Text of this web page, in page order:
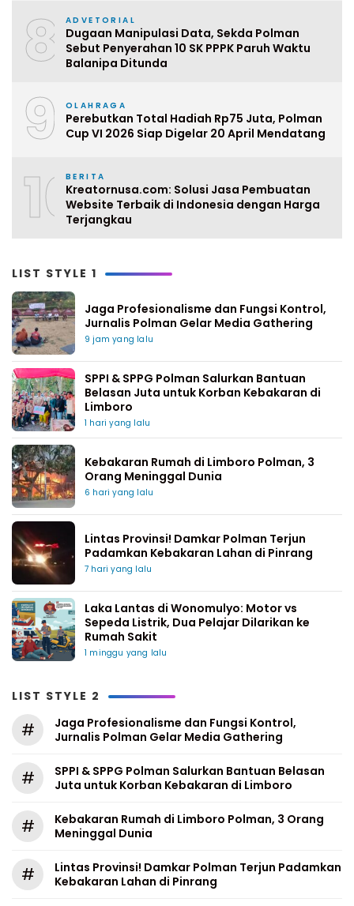
8 ADVETORIAL
Dugaan Manipulasi Data, Sekda Polman
Sebut Penyerahan 10 SK PPPK Paruh Waktu
Balanipa Ditunda
9 OLAHRAGA
Perebutkan Total Hadiah Rp75 Juta, Polman
Cup VI 2026 Siap Digelar 20 April Mendatang
10BERITA
Kreatornusa.com: Solusi Jasa Pembuatan
Website Terbaik di Indonesia dengan Harga
Terjangkau
LIST STYLE 1
Jaga Profesionalisme dan Fungsi Kontrol,
Jurnalis Polman Gelar Media Gathering
9 jam yang lalu
SPPI & SPPG Polman Salurkan Bantuan
Belasan Juta untuk Korban Kebakaran di
Limboro
1 hari yang lalu
Kebakaran Rumah di Limboro Polman, 3
Orang Meninggal Dunia
6 hari yang lalu
Lintas Provinsi! Damkar Polman Terjun
Padamkan Kebakaran Lahan di Pinrang
7 hari yang lalu
Laka Lantas di Wonomulyo: Motor vs
Sepeda Listrik, Dua Pelajar Dilarikan ke
Rumah Sakit
1 minggu yang lalu
LIST STYLE 2
#
Jaga Profesionalisme dan Fungsi Kontrol,
Jurnalis Polman Gelar Media Gathering
#
SPPI & SPPG Polman Salurkan Bantuan Belasan
Juta untuk Korban Kebakaran di Limboro
#
Kebakaran Rumah di Limboro Polman, 3 Orang
Meninggal Dunia
#
Lintas Provinsi! Damkar Polman Terjun Padamkan
Kebakaran Lahan di Pinrang